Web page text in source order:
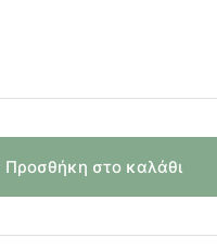
Προσθήκη στο καλάθι